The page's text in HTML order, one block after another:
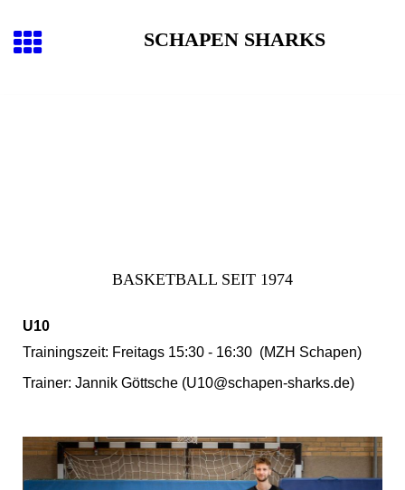
SCHAPEN SHARKS
BASKETBALL SEIT 1974
U10
Trainingszeit: Freitags 15:30 - 16:30 (MZH Schapen)
Trainer: Jannik Göttsche (U10@schapen-sharks.de)